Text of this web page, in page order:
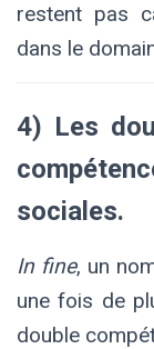
restent pas
dans le
4) Les
sociales.
In fine, un
une fois de
double